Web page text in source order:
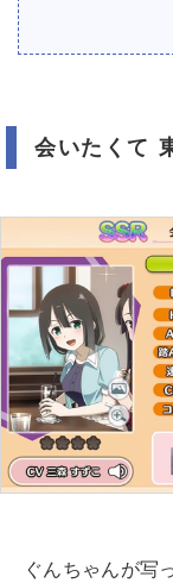
会いたくて
ぐんちゃんが写